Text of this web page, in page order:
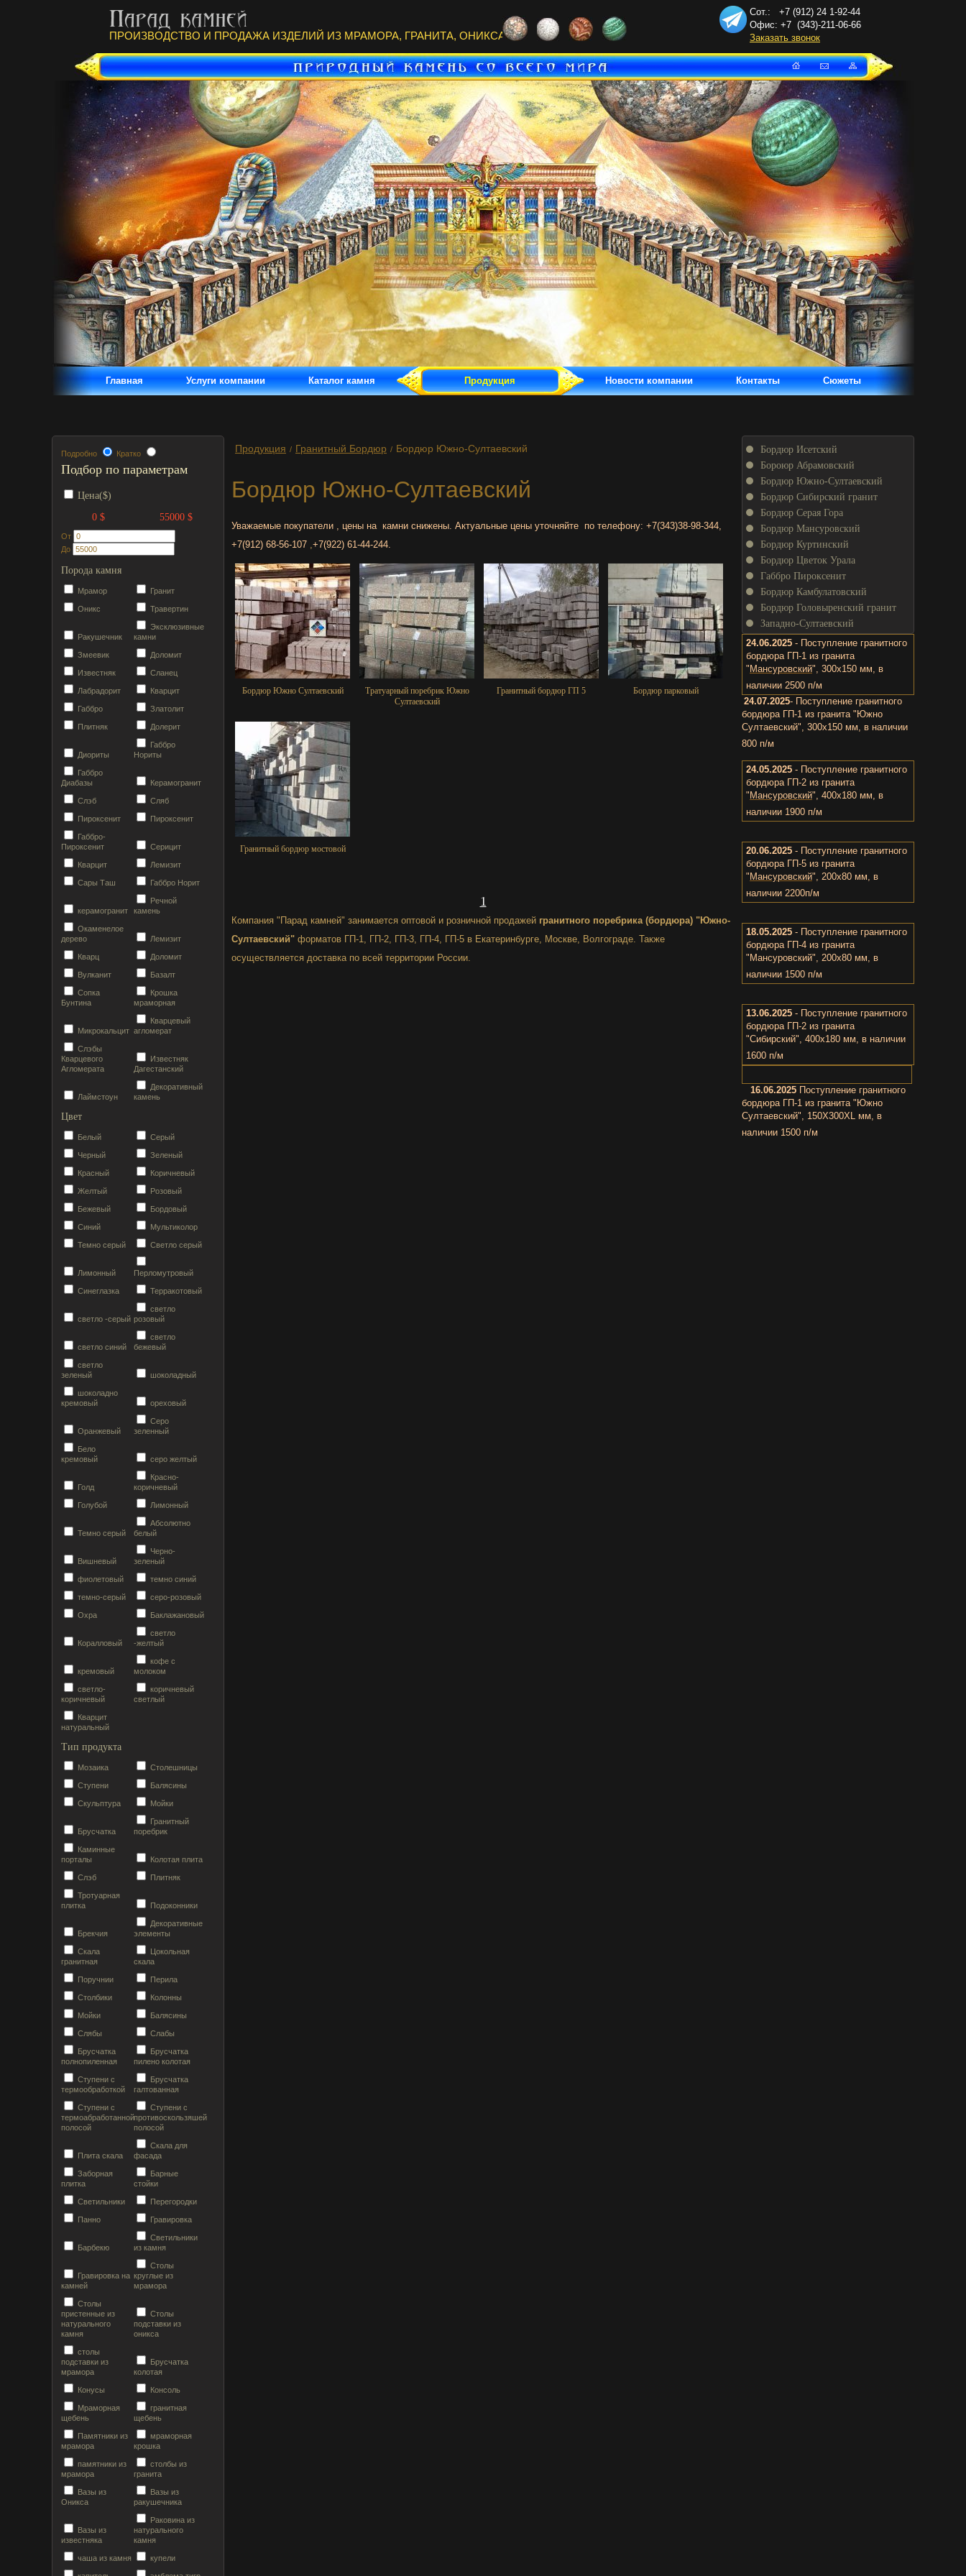
ПРОИЗВОДСТВО И ПРОДАЖА ИЗДЕЛИЙ ИЗ МРАМОРА, ГРАНИТА, ОНИКСА
Сот.: +7 (912) 24 1-92-44
Офис: +7 (343)-211-06-66
Заказать звонок
Главная Услуги компании Каталог камня Продукция Новости компании Контакты Сюжеты
Подробно Кратко
Подбор по параметрам
Цена($)
0 $
55000 $
От
До
Порода камня
Мрамор Гранит
Оникс Травертин
Ракушечник
Эксклюзивные
камни
Змеевик Доломит
Известняк Сланец
Лабрадорит Кварцит
Габбро Златолит
Плитняк Долерит
Диориты
Габбро
Нориты
Габбро
Диабазы
Керамогранит
Слэб Сляб
Пироксенит Пироксенит
Габбро-
Пироксенит
Серицит
Кварцит Лемизит
Сары Таш Габбро Норит
керамогранит
Речной
камень
Окаменелое
дерево
Лемизит
Кварц Доломит
Вулканит Базалт
Сопка
Бунтина
Крошка
мраморная
Микрокальцит
Кварцевый
агломерат
Слэбы
Кварцевого
Агломерата
Известняк
Дагестанский
Лаймстоун
Декоративный
камень
Цвет
Белый Серый
Черный Зеленый
Красный Коричневый
Желтый Розовый
Бежевый Бордовый
Синий Мультиколор
Темно серый Светло серый
Лимонный Перломутровый
Синеглазка Терракотовый
светло -серый
светло
розовый
светло синий
светло
бежевый
светло
зеленый
шоколадный
шоколадно
кремовый
ореховый
Оранжевый
Серо
зеленный
Бело
кремовый
серо желтый
Голд
Красно-
коричневый
Голубой Лимонный
Темно серый
Абсолютно
белый
Вишневый
Черно-
зеленый
фиолетовый темно синий
темно-серый серо-розовый
Охра Баклажановый
Коралловый
светло
-желтый
кремовый
кофе с
молоком
светло-
коричневый
коричневый
светлый
Кварцит
натуральный
Тип продукта
Мозаика Столешницы
Ступени Балясины
Скульптура Мойки
Брусчатка
Гранитный
поребрик
Каминные
порталы
Колотая плита
Слэб Плитняк
Тротуарная
плитка
Подоконники
Брекчия
Декоративные
элементы
Скала
гранитная
Цокольная
скала
Поручнии Перила
Столбики Колонны
Мойки Балясины
Слябы Слабы
Брусчатка
полнопиленная
Брусчатка
пилено колотая
Ступени с
термообработкой
Брусчатка
галтованная
Ступени с
термоабработанной
полосой
Ступени с
противоскользяшей
полосой
Плита скала
Скала для
фасада
Заборная
плитка
Барные
стойки
Светильники Перегородки
Панно Гравировка
Барбекю
Светильники
из камня
Гравировка на
камней
Столы
круглые из
мрамора
Столы
пристенные из
натурального
камня
Столы
подставки из
оникса
столы
подставки из
мрамора
Брусчатка
колотая
Конусы Консоль
Мраморная
щебень
гранитная
щебень
Памятники из
мрамора
мраморная
крошка
памятники из
мрамора
столбы из
гранита
Вазы из
Оникса
Вазы из
ракушечника
Вазы из
известняка
Раковина из
натурального
камня
чаша из камня купели
Продукция / Гранитный Бордюр / Бордюр Южно-Султаевский
Бордюр Южно-Султаевский
Уважаемые покупатели , цены на камни снижены. Актуальные цены уточняйте по телефону: +7(343)38-98-344,
+7(912) 68-56-107 ,+7(922) 61-44-244.
Бордюр Южно Султаевский
Тратуарный поребрик Южно
Султаевский
Гранитный бордюр ГП 5 Бордюр парковый
Гранитный бордюр мостовой
1
Компания "Парад камней" занимается оптовой и розничной продажей гранитного поребрика (бордюра) "Южно-
Султаевский" форматов ГП-1, ГП-2, ГП-3, ГП-4, ГП-5 в Екатеринбурге, Москве, Волгограде. Также
осуществляется доставка по всей территории России.
Бордюр Исетский
Бороюр Абрамовский
Бордюр Южно-Султаевский
Бордюр Сибирский гранит
Бордюр Серая Гора
Бордюр Мансуровский
Бордюр Куртинский
Бордюр Цветок Урала
Габбро Пироксенит
Бордюр Камбулатовский
Бордюр Головыренский гранит
Западно-Султаевский
24.06.2025 - Поступление гранитного
бордюра ГП-1 из гранита
" Мансуровский", 300х150 мм, в
наличии 2500 п/м
24.07.2025- Поступление гранитного
бордюра ГП-1 из гранита "Южно
Султаевский", 300х150 мм, в наличии
800 п/м
24.05.2025 - Поступление гранитного
бордюра ГП-2 из гранита
" Мансуровский", 400х180 мм, в
наличии 1900 п/м
20.06.2025 - Поступление гранитного
бордюра ГП-5 из гранита
" Мансуровский", 200х80 мм, в
наличии 2200п/м
18.05.2025 - Поступление гранитного
бордюра ГП-4 из гранита
"Мансуровский", 200х80 мм, в
наличии 1500 п/м
13.06.2025 - Поступление гранитного
бордюра ГП-2 из гранита
"Сибирский", 400х180 мм, в наличии
1600 п/м
16.06.2025 Поступление гранитного
бордюра ГП-1 из гранита "Южно
Cултаевский", 150X300XL мм, в
наличии 1500 п/м